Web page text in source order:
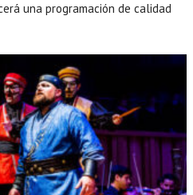
una programación de calidad